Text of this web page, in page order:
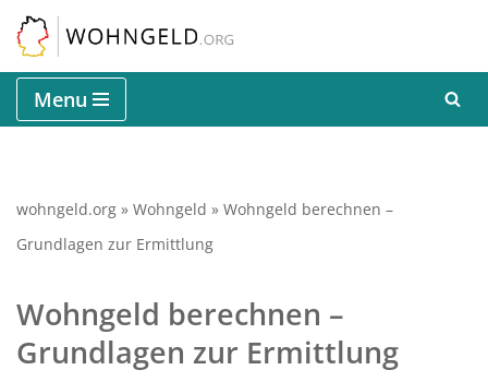
Zum
Inhalt
springen
Menu
wohngeld.org » Wohngeld » Wohngeld berechnen –
Grundlagen zur Ermittlung
Wohngeld berechnen –
Grundlagen zur Ermittlung